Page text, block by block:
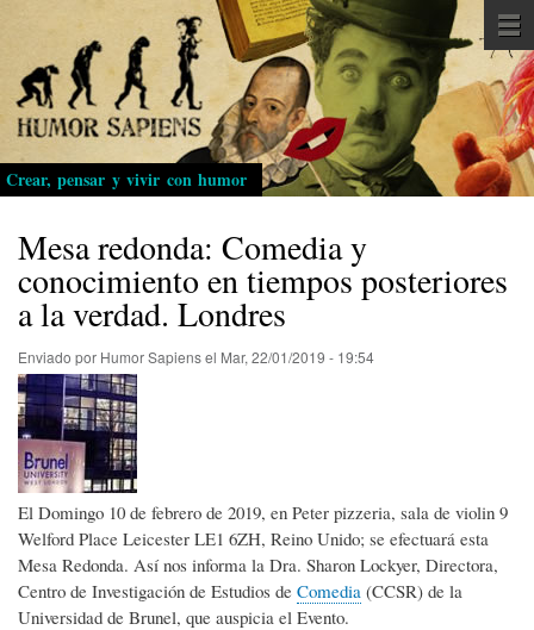
Pasar
al
contenido
principal
Crear, pensar y vivir con humor
Mesa redonda: Comedia y
conocimiento en tiempos posteriores
a la verdad. Londres
Enviado por Humor Sapiensel Mar, 22/01/2019 - 19:54
El Domingo 10 de febrero de 2019, en Peter pizzeria, sala de violin 9
Welford Place Leicester LE1 6ZH, Reino Unido; se efectuará esta
Mesa Redonda. Así nos informa la Dra. Sharon Lockyer, Directora,
Centro de Investigación de Estudios de Comedia (CCSR) de la
Universidad de Brunel, que auspicia el Evento.